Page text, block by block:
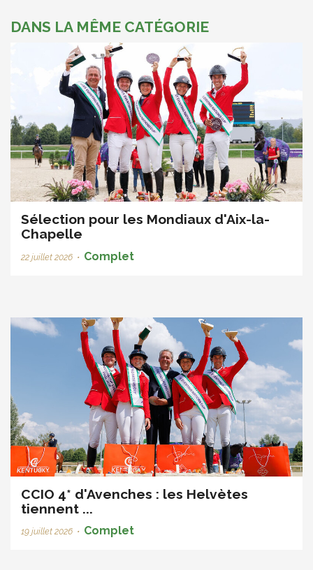
DANS LA MÊME CATÉGORIE
Sélection pour les Mondiaux d'Aix-la-
Chapelle
22 juillet 2026 • Complet
CCIO 4* d'Avenches : les Helvètes
tiennent ...
19 juillet 2026 • Complet